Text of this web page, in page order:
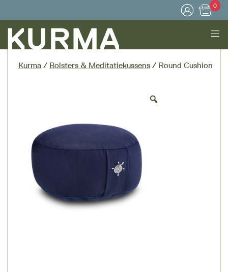
0
Kurma / Bolsters & Meditatiekussens / Round Cushion